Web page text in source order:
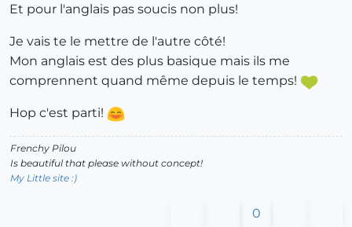
Et pour l'anglais pas soucis non plus!
Je vais te le mettre de l'autre côté!
Mon anglais est des plus basique mais ils me
comprennent quand même depuis le temps!
Hop c'est parti!
Frenchy Pilou
Is beautiful that please without concept!
My Little site :)
0